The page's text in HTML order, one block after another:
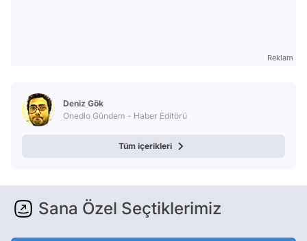
Reklam
Deniz Gök
Onedio Gündem - Haber Editörü
Tüm içerikleri
Sana Özel Seçtiklerimiz